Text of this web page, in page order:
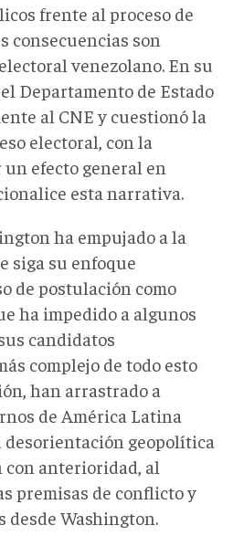
frente al proceso de
consecuencias son
venezolano. En su
, el Departamento de Estado
al CNE y cuestionó la
electoral, con la
efecto general en
esta narrativa.
ha empujado a la
siga su enfoque
de postulación como
ha impedido a algunos
candidatos
complejo de todo esto
han arrastrado a
de América Latina
desorientación geopolítica
con anterioridad, al
premisas de conflicto y
desde Washington.